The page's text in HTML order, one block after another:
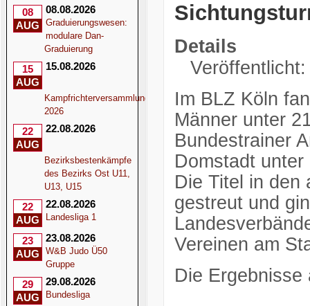
08
AUG
08.08.2026
Graduierungswesen:
modulare Dan-
Graduierung
15
AUG
15.08.2026
Kampfrichterversammlung
2026
22
AUG
22.08.2026
Bezirksbestenkämpfe
des Bezirks Ost U11,
U13, U15
22
AUG
22.08.2026
Landesliga 1
23
AUG
23.08.2026
W&B Judo Ü50
Gruppe
29
AUG
29.08.2026
Bundesliga
Details
Im BLZ Köln
Männer unter
Bundestrainer
Domstadt unter
Die Titel in den
gestreut und
Vereinen am
Die